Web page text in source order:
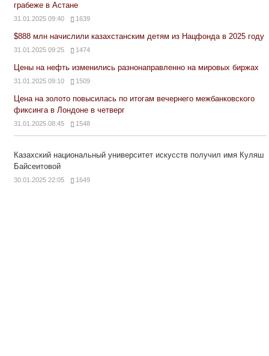
грабеже в Астане
31.01.2025 09:40 1639
$888 млн начислили казахстанским детям из Нацфонда в 2025 году
31.01.2025 09:25 1474
Цены на нефть изменились разнонаправленно на мировых биржах
31.01.2025 09:10 1509
Цена на золото повысилась по итогам вечернего межбанковского
фиксинга в Лондоне в четверг
31.01.2025 08:45 1548
Казахский национальный университет искусств получил имя Куляш
Байсеитовой
30.01.2025 22:05 1649